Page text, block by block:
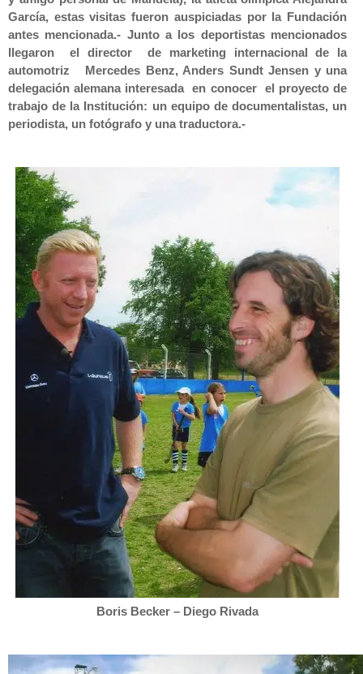
García, estas visitas fueron auspiciadas por la Fundación
antes mencionada.- Junto a los deportistas mencionados
llegaron el director de marketing internacional de la
automotriz Mercedes Benz, Anders Sundt Jensen y una
delegación alemana interesada en conocer el proyecto de
trabajo de la Institución: un equipo de documentalistas, un
periodista, un fotógrafo y una traductora.-
Boris Becker – Diego Rivada